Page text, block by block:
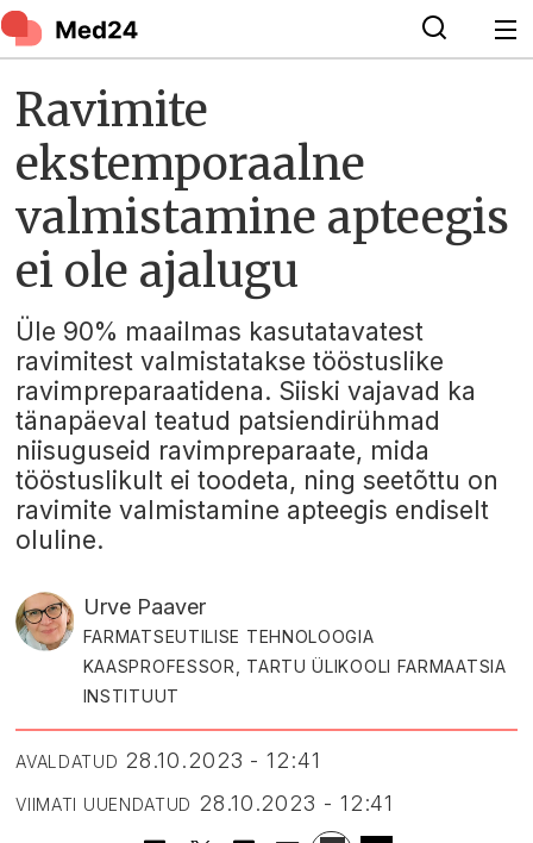
Ravimite
ekstemporaalne
valmistamine apteegis
ei ole ajalugu
Üle 90% maailmas kasutatavatest
ravimitest valmistatakse tööstuslike
ravimpreparaatidena. Siiski vajavad ka
tänapäeval teatud patsiendirühmad
niisuguseid ravimpreparaate, mida
tööstuslikult ei toodeta, ning seetõttu on
ravimite valmistamine apteegis endiselt
oluline.
Urve Paaver
FARMATSEUTILISE TEHNOLOOGIA
KAASPROFESSOR, TARTU ÜLIKOOLI FARMAATSIA
INSTITUUT
AVALDATUD 28.10.2023 - 12:41
VIIMATI UUENDATUD 28.10.2023 - 12:41